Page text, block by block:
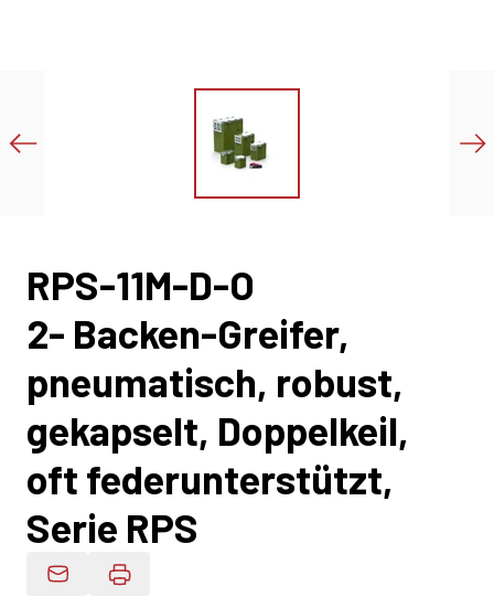
RPS-11M-D-O
2- Backen-Greifer,
pneumatisch, robust,
gekapselt, Doppelkeil,
oft federunterstützt,
Serie RPS
Produktdaten Per E-Mail